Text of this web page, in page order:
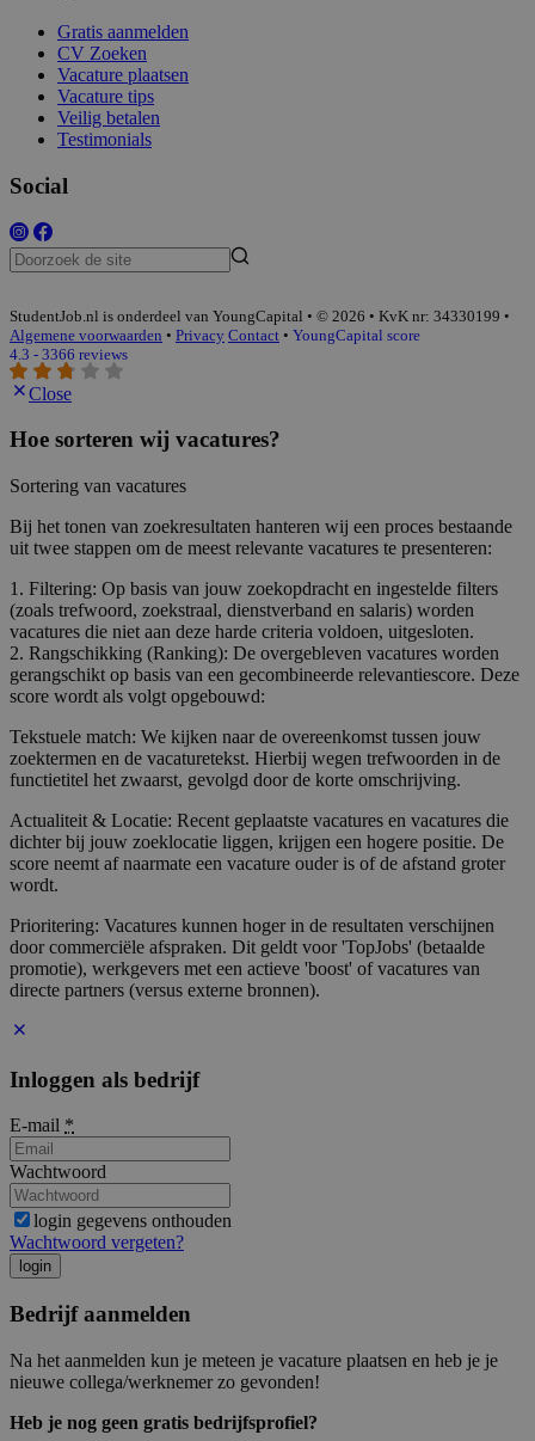
Gratis aanmelden
CV Zoeken
Vacature plaatsen
Vacature tips
Veilig betalen
Testimonials
Social
StudentJob.nl is onderdeel van YoungCapital • © 2026 • KvK nr: 34330199 •
Algemene voorwaarden • Privacy Contact • YoungCapital score
4.3 - 3366 reviews
Close
Hoe sorteren wij vacatures?
Sortering van vacatures
Bij het tonen van zoekresultaten hanteren wij een proces bestaande
uit twee stappen om de meest relevante vacatures te presenteren:
1. Filtering: Op basis van jouw zoekopdracht en ingestelde filters
(zoals trefwoord, zoekstraal, dienstverband en salaris) worden
vacatures die niet aan deze harde criteria voldoen, uitgesloten.
2. Rangschikking (Ranking): De overgebleven vacatures worden
gerangschikt op basis van een gecombineerde relevantiescore. Deze
score wordt als volgt opgebouwd:
Tekstuele match: We kijken naar de overeenkomst tussen jouw
zoektermen en de vacaturetekst. Hierbij wegen trefwoorden in de
functietitel het zwaarst, gevolgd door de korte omschrijving.
Actualiteit & Locatie: Recent geplaatste vacatures en vacatures die
dichter bij jouw zoeklocatie liggen, krijgen een hogere positie. De
score neemt af naarmate een vacature ouder is of de afstand groter
wordt.
Prioritering: Vacatures kunnen hoger in de resultaten verschijnen
door commerciële afspraken. Dit geldt voor 'TopJobs' (betaalde
promotie), werkgevers met een actieve 'boost' of vacatures van
directe partners (versus externe bronnen).
Inloggen als bedrijf
E-mail *
Wachtwoord
login gegevens onthouden
Wachtwoord vergeten?
login
Bedrijf aanmelden
Na het aanmelden kun je meteen je vacature plaatsen en heb je je
nieuwe collega/werknemer zo gevonden!
Heb je nog geen gratis bedrijfsprofiel?